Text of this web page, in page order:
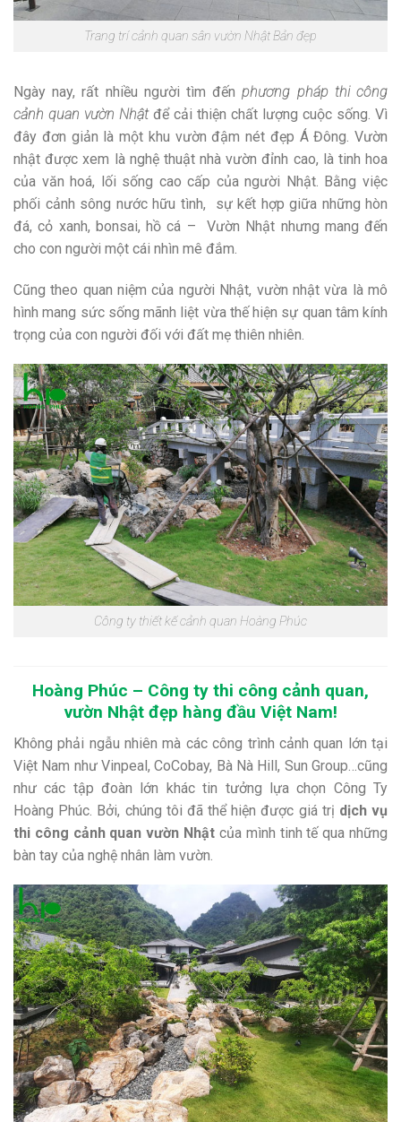
Trang trí cảnh quan sân vườn Nhật Bản đẹp
Ngày nay, rất nhiều người tìm đếnphương pháp thi công
cảnh quan vườn Nhậtđể cải thiện chất lượng cuộc sống. Vì
đây đơn giản là một khu vườn đậm nét đẹp Á Đông. Vườn
nhật được xem là nghệ thuật nhà vườn đỉnh cao, là tinh hoa
của văn hoá, lối sống cao cấp của người Nhật. Bằng việc
phối cảnh sông nước hữu tình, sự kết hợp giữa những hòn
đá, cỏ xanh, bonsai, hồ cá – Vườn Nhật nhưng mang đến
cho con người một cái nhìn mê đắm.
Cũng theo quan niệm của người Nhật, vườn nhật vừa là mô
hình mang sức sống mãnh liệt vừa thế hiện sự quan tâm kính
trọng của con người đối với đất mẹ thiên nhiên.
Công ty thiết kế cảnh quan Hoàng Phúc
Hoàng Phúc – Công ty thi công cảnh quan,
vườn Nhật đẹp hàng đầu Việt Nam!
Không phải ngẫu nhiên mà các công trình cảnh quan lớn tại
Việt Nam như Vinpeal, CoCobay, Bà Nà Hill, Sun Group…cũng
như các tập đoàn lớn khác tin tưởng lựa chọn Công Ty
Hoàng Phúc. Bởi, chúng tôi đã thể hiện được giá trị dịch vụ
thi công cảnh quan vườn Nhật của mình tinh tế qua những
bàn tay của nghệ nhân làm vườn.